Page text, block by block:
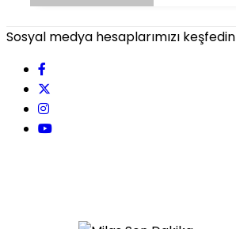
Sosyal medya hesaplarımızı keşfedin